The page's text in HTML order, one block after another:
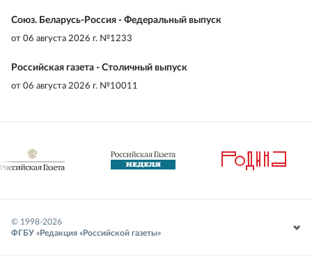
Союз. Беларусь-Россия - Федеральный выпуск
от 06 августа 2026 г. №1233
Российская газета - Столичный выпуск
от 06 августа 2026 г. №10011
© 1998-2026
ФГБУ «Редакция «Российской газеты»